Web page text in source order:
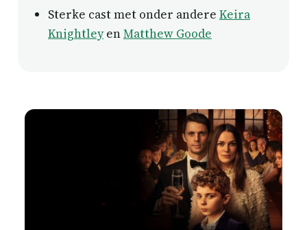
Sterke cast met onder andere Keira
KnightleyenMatthew Goode